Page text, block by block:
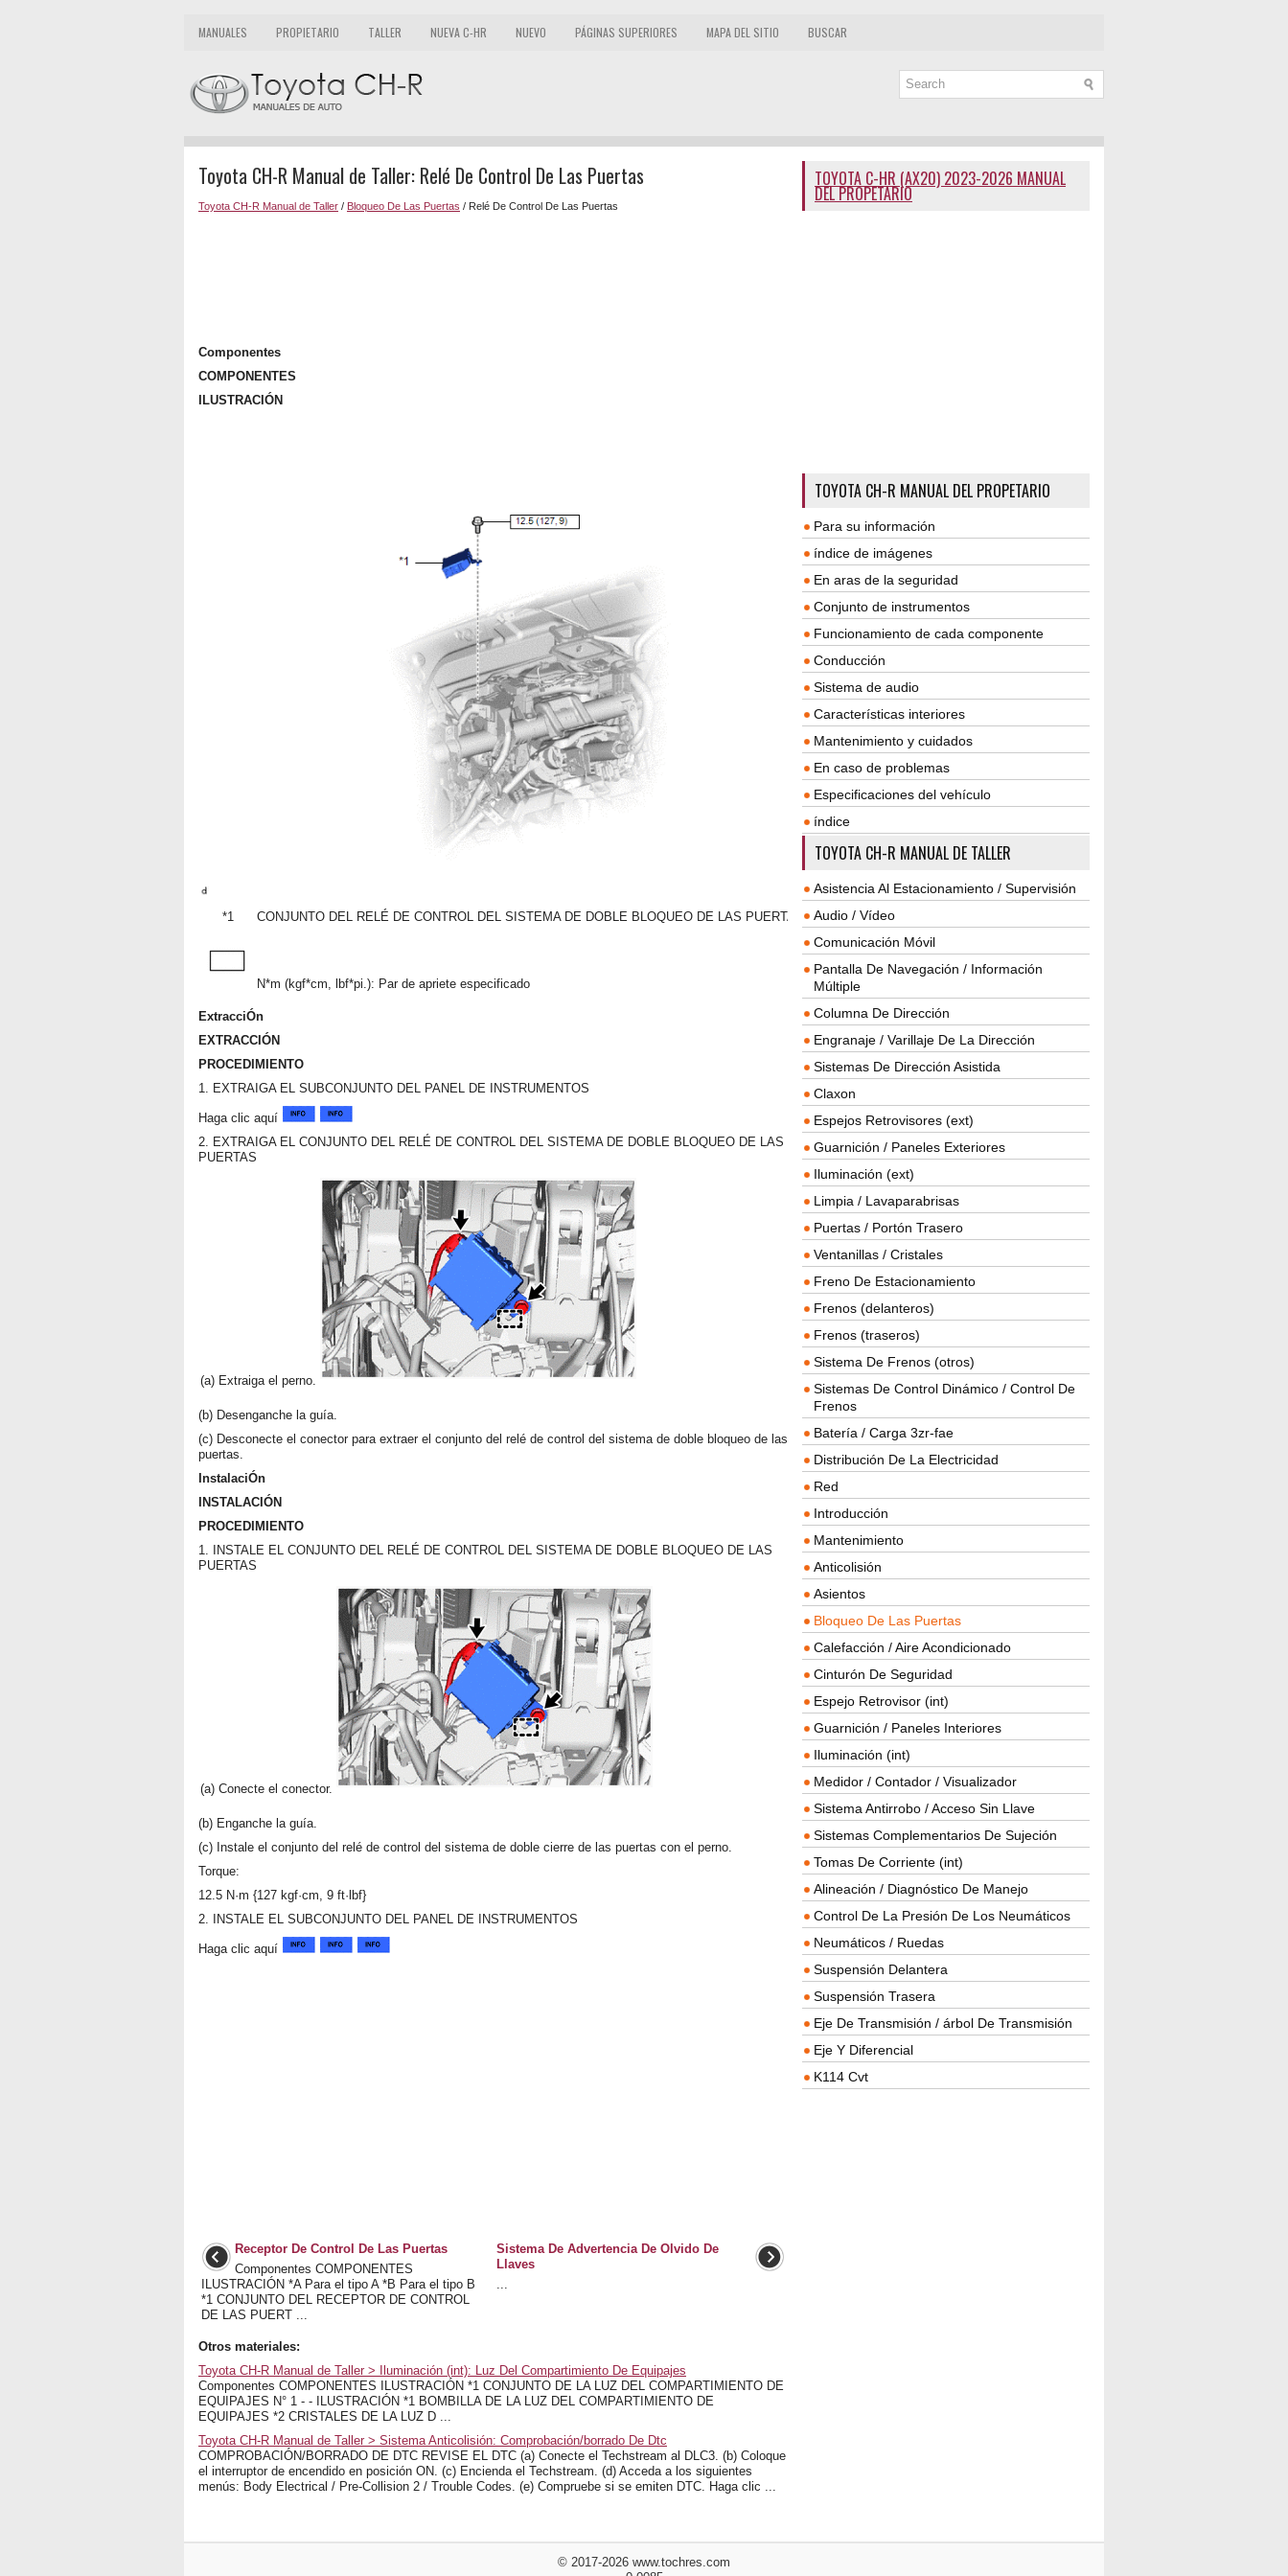
MANUALES PROPIETARIO TALLER NUEVA C-HR NUEVO PÁGINAS SUPERIORES MAPA DEL SITIO BUSCAR
Toyota CH-R Manual de Taller: Relé De Control De Las Puertas
Toyota CH-R Manual de Taller / Bloqueo De Las Puertas / Relé De Control De Las Puertas
Componentes
COMPONENTES
ILUSTRACIÓN
*1 CONJUNTO DEL RELÉ DE CONTROL DEL SISTEMA DE DOBLE BLOQUEO DE LAS PUERTAS --
N*m (kgf*cm, lbf*pi.): Par de apriete especificado --
ExtracciÓn
EXTRACCIÓN
PROCEDIMIENTO
1. EXTRAIGA EL SUBCONJUNTO DEL PANEL DE INSTRUMENTOS
Haga clic aquí
2. EXTRAIGA EL CONJUNTO DEL RELÉ DE CONTROL DEL SISTEMA DE DOBLE BLOQUEO DE LAS
PUERTAS
(a) Extraiga el perno.
(b) Desenganche la guía.
(c) Desconecte el conector para extraer el conjunto del relé de control del sistema de doble bloqueo de las
puertas.
InstalaciÓn
INSTALACIÓN
PROCEDIMIENTO
1. INSTALE EL CONJUNTO DEL RELÉ DE CONTROL DEL SISTEMA DE DOBLE BLOQUEO DE LAS
PUERTAS
(a) Conecte el conector.
(b) Enganche la guía.
(c) Instale el conjunto del relé de control del sistema de doble cierre de las puertas con el perno.
Torque:
12.5 N·m {127 kgf·cm, 9 ft·lbf}
2. INSTALE EL SUBCONJUNTO DEL PANEL DE INSTRUMENTOS
Haga clic aquí
Receptor De Control De Las Puertas
Componentes COMPONENTES
ILUSTRACIÓN *A Para el tipo A *B Para el tipo B
*1 CONJUNTO DEL RECEPTOR DE CONTROL
DE LAS PUERT ...
Sistema De Advertencia De Olvido De
Llaves
Otros materiales:
Toyota CH-R Manual de Taller > Iluminación (int): Luz Del Compartimiento De Equipajes
Componentes COMPONENTES ILUSTRACIÓN *1 CONJUNTO DE LA LUZ DEL COMPARTIMIENTO DE
EQUIPAJES N° 1 - - ILUSTRACIÓN *1 BOMBILLA DE LA LUZ DEL COMPARTIMIENTO DE
EQUIPAJES *2 CRISTALES DE LA LUZ D ...
Toyota CH-R Manual de Taller > Sistema Anticolisión: Comprobación/borrado De Dtc
COMPROBACIÓN/BORRADO DE DTC REVISE EL DTC (a) Conecte el Techstream al DLC3. (b) Coloque
el interruptor de encendido en posición ON. (c) Encienda el Techstream. (d) Acceda a los siguientes
menús: Body Electrical / Pre-Collision 2 / Trouble Codes. (e) Compruebe si se emiten DTC. Haga clic ...
TOYOTA C-HR (AX20) 2023-2026 MANUAL
DEL PROPETARIO
TOYOTA CH-R MANUAL DEL PROPETARIO
Para su información
índice de imágenes
En aras de la seguridad
Conjunto de instrumentos
Funcionamiento de cada componente
Conducción
Sistema de audio
Características interiores
Mantenimiento y cuidados
En caso de problemas
Especificaciones del vehículo
índice
TOYOTA CH-R MANUAL DE TALLER
Asistencia Al Estacionamiento / Supervisión
Audio / Vídeo
Comunicación Móvil
Pantalla De Navegación / Información
Múltiple
Columna De Dirección
Engranaje / Varillaje De La Dirección
Sistemas De Dirección Asistida
Claxon
Espejos Retrovisores (ext)
Guarnición / Paneles Exteriores
Iluminación (ext)
Limpia / Lavaparabrisas
Puertas / Portón Trasero
Ventanillas / Cristales
Freno De Estacionamiento
Frenos (delanteros)
Frenos (traseros)
Sistema De Frenos (otros)
Sistemas De Control Dinámico / Control De
Frenos
Batería / Carga 3zr-fae
Distribución De La Electricidad
Red
Introducción
Mantenimiento
Anticolisión
Asientos
Bloqueo De Las Puertas
Calefacción / Aire Acondicionado
Cinturón De Seguridad
Espejo Retrovisor (int)
Guarnición / Paneles Interiores
Iluminación (int)
Medidor / Contador / Visualizador
Sistema Antirrobo / Acceso Sin Llave
Sistemas Complementarios De Sujeción
Tomas De Corriente (int)
Alineación / Diagnóstico De Manejo
Control De La Presión De Los Neumáticos
Neumáticos / Ruedas
Suspensión Delantera
Suspensión Trasera
Eje De Transmisión / árbol De Transmisión
Eje Y Diferencial
K114 Cvt
© 2017-2026 www.tochres.com